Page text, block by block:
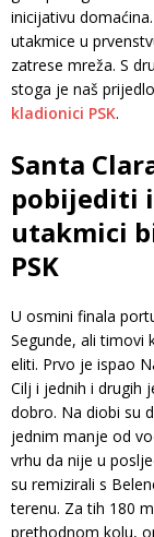
inicijativu
utakmice u
zatrese mreža. S
stoga je naš
kladionici PSK.
Santa
pobijediti
utakmici
PSK
U osmini finala
Segunde, ali timovi
eliti. Prvo je ispao
Cilj i jednih i drugih
dobro. Na diobi su
jednim manje od
vrhu da nije u
su remizirali s
terenu. Za tih 180
prethodnom kolu,